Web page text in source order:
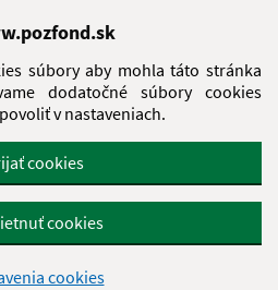
súbory aby mohla táto stránka
dodatočné súbory cookies
v nastaveniach.
cookies
cookies
cookies